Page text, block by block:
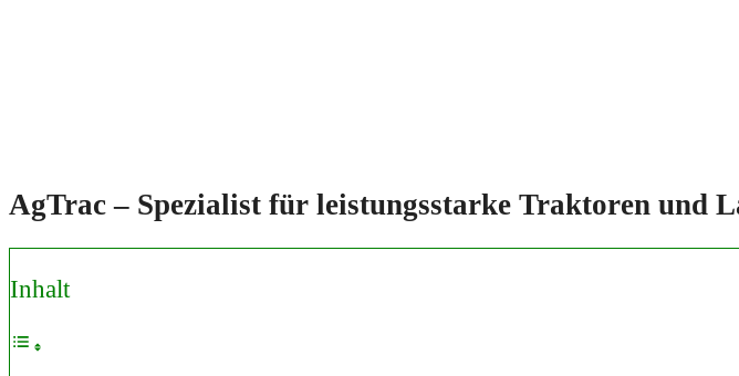
AgTrac – Spezialist für leistungsstarke Traktoren und
Inhalt